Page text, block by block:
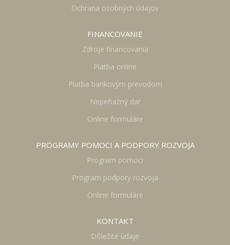
Ochrana osobných údajov
FINANCOVANIE
Zdroje financovania
Platba online
Platba bankovým prevodom
Nepeňažný dar
Online formuláre
PROGRAMY POMOCI A PODPORY ROZVOJA
Program pomoci
Program podpory rozvoja
Online formuláre
KONTAKT
Dôležité údaje